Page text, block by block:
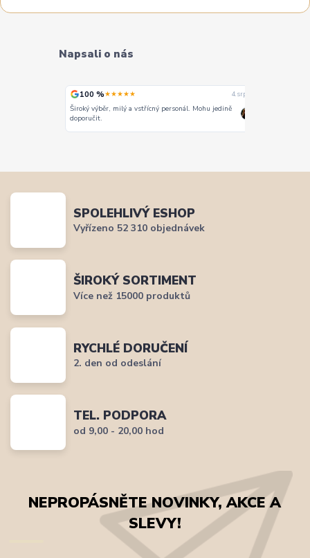
Napsali o nás
100 %★★★★★ 4. srpna
Široký výběr, milý a vstřícný personál. Mohu jedině
doporučit.
SPOLEHLIVÝ ESHOP
Vyřízeno 52 310 objednávek
ŠIROKÝ SORTIMENT
Více než 15000 produktů
RYCHLÉ DORUČENÍ
2. den od odeslání
TEL. PODPORA
od 9,00 - 20,00 hod
NEPROPÁSNĚTE NOVINKY, AKCE A
SLEVY!